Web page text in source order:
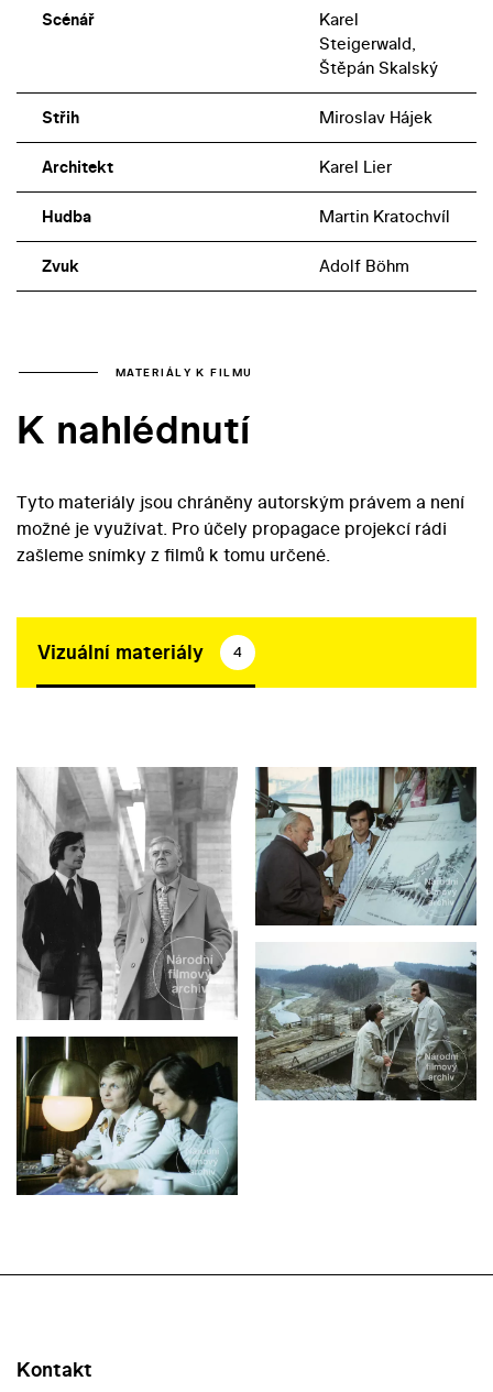
Scénář
Karel
Steigerwald,
Štěpán Skalský
Střih Miroslav Hájek
Architekt Karel Lier
Hudba Martin Kratochvíl
Zvuk Adolf Böhm
MATERIÁLY K FILMU
K nahlédnutí
Tyto materiály jsou chráněny autorským právem a není
možné je využívat. Pro účely propagace projekcí rádi
zašleme snímky z filmů k tomu určené.
Vizuální materiály 4
Kontakt